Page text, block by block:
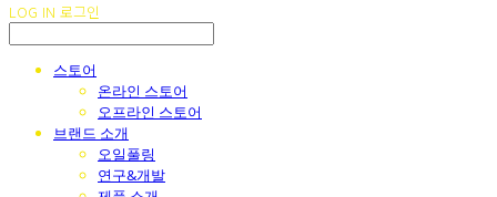
LOG IN 로그인
스토어
온라인 스토어
오프라인 스토어
브랜드 소개
오일풀링
연구&개발